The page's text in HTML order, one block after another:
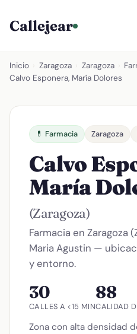
Callejear
Inicio Zaragoza Zaragoza
Calvo Esponera, María Dolores
💊 Farmacia Zaragoza
Calvo
María
(Zaragoza)
Farmacia en Zaragoza
Maria Agustin —
y entorno.
30
CALLES A <15 MIN
88
CALIDAD
Zona con alta densidad